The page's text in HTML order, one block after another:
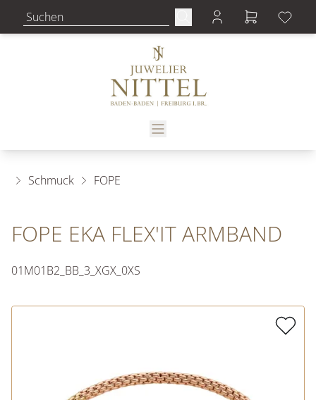
Schmuck FOPE
FOPE EKA FLEX'IT ARMBAND
01M01B2_BB_3_XGX_0XS